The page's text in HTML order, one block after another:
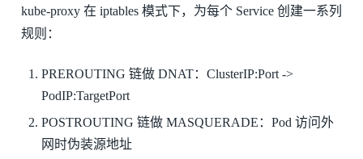
kube-proxy 在 iptables 模式下，为每个 Service 创建一系列
规则：
PREROUTING 链做 DNAT：ClusterIP:Port ->
PodIP:TargetPort
POSTROUTING 链做 MASQUERADE：Pod 访问外
网时伪装源地址